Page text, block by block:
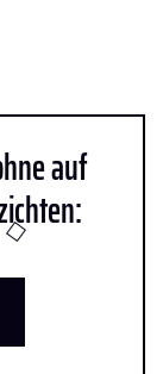
auf